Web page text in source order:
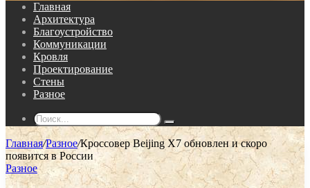
Главная
Архитектура
Благоустройство
Коммуникации
Кровля
Проектирование
Стены
Разное
Поиск...
Главная/Разное/Кроссовер Beijing X7 обновлен и скоро
появится в России
Разное